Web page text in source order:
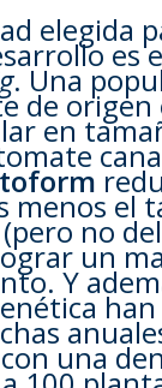
elegida
es
. Una
de origen
en
menos el
no
un
Y
una